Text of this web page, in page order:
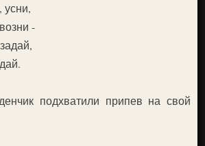
усни,
-
подхватили припев на свой